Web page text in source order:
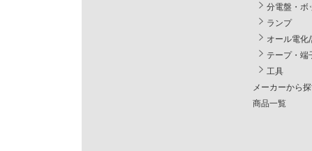
分電盤・ボ
ランプ
オール電化
テープ・端
工具
メーカーから
商品一覧